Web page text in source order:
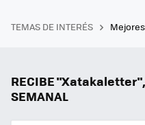
TEMAS DE INTERÉS
RECIBE "Xatakaletter",
SEMANAL